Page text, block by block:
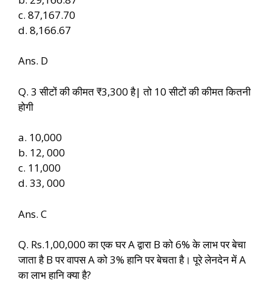
c. 87,167.70
d. 8,166.67
Ans. D
Q. 3 सीटों की कीमत ₹3,300 है| तो 10 सीटों की कीमत कितनी
होगी
a. 10,000
b. 12, 000
c. 11,000
d. 33, 000
Ans. C
Q. Rs.1,00,000 का एक घर A द्वारा B को 6% के लाभ पर बेचा
जाता है B पर वापस A को 3% हानि पर बेचता है। पूरे लेनदेन में A
का लाभ हानि क्या है?